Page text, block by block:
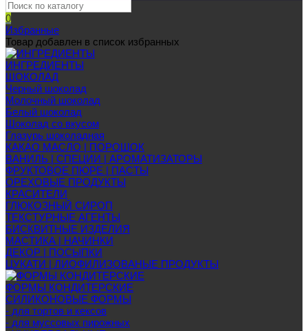
0
Избранные
Товар добавлен в список избранных
ИНГРЕДИЕНТЫ
ШОКОЛАД
Черный шоколад
Молочный шоколад
Белый шоколад
Шоколад со вкусом
Глазурь шоколадная
КАКАО МАСЛО | ПОРОШОК
ВАНИЛЬ | СПЕЦИИ | АРОМАТИЗАТОРЫ
ФРУКТОВОЕ ПЮРЕ | ПАСТЫ
ОРЕХОВЫЕ ПРОДУКТЫ
КРАСИТЕЛИ
ГЛЮКОЗНЫЙ СИРОП
ТЕКСТУРНЫЕ АГЕНТЫ
БИСКВИТНЫЕ ИЗДЕЛИЯ
МАСТИКА | НАЧИНКИ
ДЕКОР | ПОСЫПКИ
ЦУКАТИ | ЛИОФИЛИЗОВАНЫЕ ПРОДУКТЫ
ФОРМЫ КОНДИТЕРСКИЕ
СИЛИКОНОВЫЕ ФОРМЫ
- для тортов и кексов
- для муссовых пирожных